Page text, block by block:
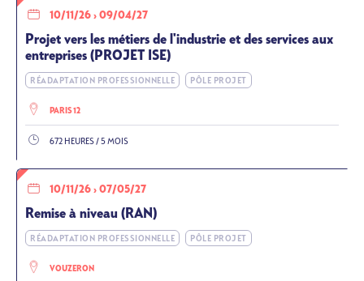
10/11/26 › 09/04/27
Projet vers les métiers de l'industrie et des services aux
entreprises (PROJET ISE)
RÉADAPTATION PROFESSIONNELLE PÔLE PROJET
PARIS 12
672 HEURES / 5 MOIS
10/11/26 › 07/05/27
Remise à niveau (RAN)
RÉADAPTATION PROFESSIONNELLE PÔLE PROJET
VOUZERON